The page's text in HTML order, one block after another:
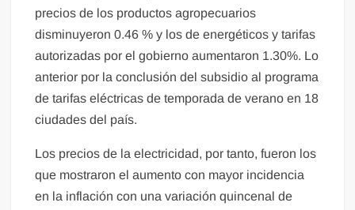
precios de los productos agropecuarios
disminuyeron 0.46 % y los de energéticos y tarifas
autorizadas por el gobierno aumentaron 1.30%. Lo
anterior por la conclusión del subsidio al programa
de tarifas eléctricas de temporada de verano en 18
ciudades del país.
Los precios de la electricidad, por tanto, fueron los
que mostraron el aumento con mayor incidencia
en la inflación con una variación quincenal de